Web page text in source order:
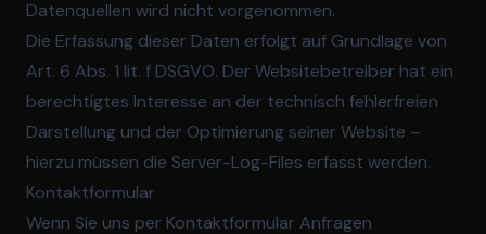
Datenquellen wird nicht vorgenommen.
Die Erfassung dieser Daten erfolgt auf Grundlage von
Art. 6 Abs. 1 lit. f DSGVO. Der Websitebetreiber hat ein
berechtigtes Interesse an der technisch fehlerfreien
Darstellung und der Optimierung seiner Website –
hierzu müssen die Server-Log-Files erfasst werden.
Kontaktformular
Wenn Sie uns per Kontaktformular Anfragen